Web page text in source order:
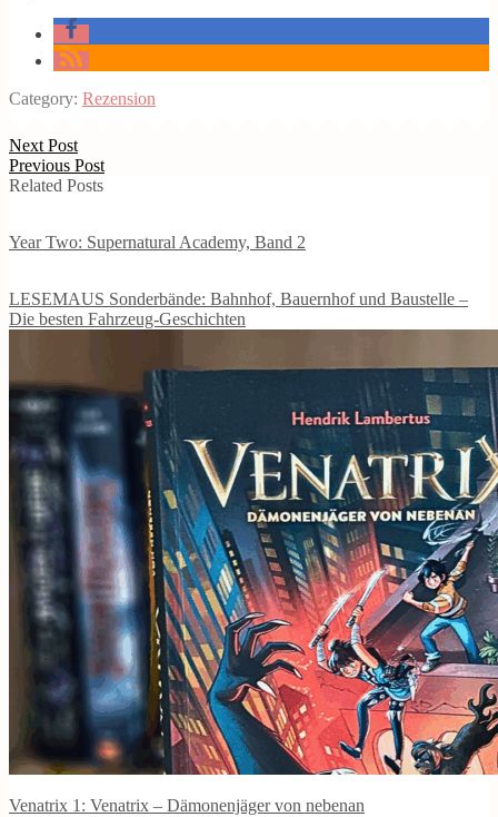
Category: Rezension
Next Post
Previous Post
Related Posts
Year Two: Supernatural Academy, Band 2
LESEMAUS Sonderbände: Bahnhof, Bauernhof und Baustelle –
Die besten Fahrzeug-Geschichten
Venatrix 1: Venatrix – Dämonenjäger von nebenan